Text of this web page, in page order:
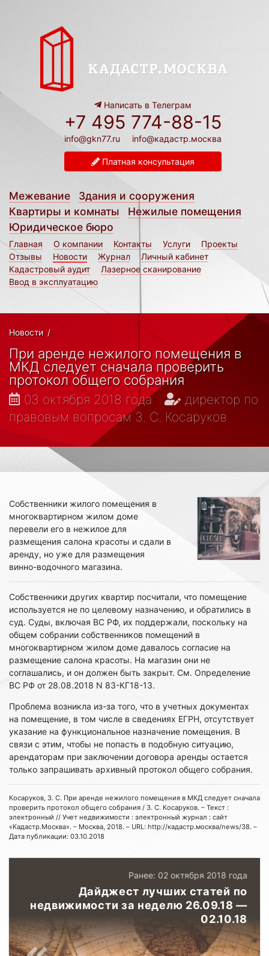
Написать в Телеграм
+7 495 774-88-15
info@gkn77.ru info@кадастр.москва
Платная консультация
Межевание
Здания и сооружения
Квартиры и комнаты
Нежилые помещения
Юридическое бюро
Главная О компании Контакты Услуги
Проекты
Отзывы
Новости Журнал
Личный кабинет
Кадастровый аудит
Лазерное сканирование
Ввод в эксплуатацию
Новости /
При аренде нежилого помещения в
МКД следует сначала проверить
протокол общего собрания
03 октября 2018 года
директор по
правовым вопросам З. С. Косаруков
Собственники жилого помещения в
многоквартирном жилом доме
перевели его в нежилое для
размещения салона красоты и сдали в
аренду, но уже для размещения
винно-водочного магазина.
Собственники других квартир посчитали, что помещение
используется не по целевому назначению, и обратились в
суд. Суды, включая ВС РФ, их поддержали, поскольку на
общем собрании собственников помещений в
многоквартирном жилом доме давалось согласие на
размещение салона красоты. На магазин они не
соглашались, и он должен быть закрыт. См. Определение
ВС РФ от 28.08.2018 N 83-КГ18-13.
Проблема возникла из-за того, что в учетных документах
на помещение, в том числе в сведениях ЕГРН, отсутствует
указание на функциональное назначение помещения. В
связи с этим, чтобы не попасть в подобную ситуацию,
арендаторам при заключении договора аренды остается
только запрашивать архивный протокол общего собрания.
Косаруков, З. С. При аренде нежилого помещения в МКД следует сначала
проверить протокол общего собрания / З. С. Косаруков. – Текст :
электронный // Учет недвижимости : электронный журнал : сайт
«Кадастр.Москва». – Москва, 2018. – URL: http://кадастр.москва/news/38. –
Дата публикации: 03.10.2018
Ранее: 02 октября 2018 года
Дайджест лучших статей по
недвижимости за неделю 26.09.18 —
02.10.18